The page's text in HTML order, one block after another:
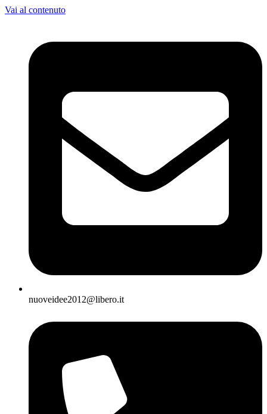
Vai al contenuto
nuoveidee2012@libero.it